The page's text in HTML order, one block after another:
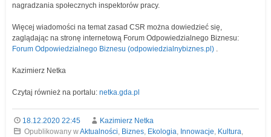
nagradzania społecznych inspektorów pracy.
Więcej wiadomości na temat zasad CSR można dowiedzieć się,
zaglądając na stronę internetową Forum Odpowiedzialnego Biznesu:
Forum Odpowiedzialnego Biznesu (odpowiedzialnybiznes.pl)
Kazimierz Netka
Czytaj również na portalu: netka.gda.pl
18.12.2020 22:45
Kazimierz Netka
Opublikowany wAktualności Biznes, Ekologia Innowacje Kultura